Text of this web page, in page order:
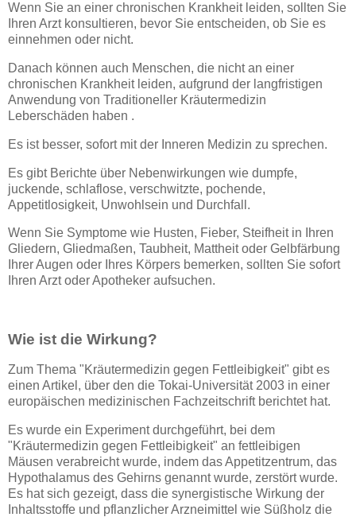
Wenn Sie an einer chronischen Krankheit leiden, sollten Sie
Ihren Arzt konsultieren, bevor Sie entscheiden, ob Sie es
einnehmen oder nicht.
Danach können auch Menschen, die nicht an einer
chronischen Krankheit leiden, aufgrund der langfristigen
Anwendung von Traditioneller Kräutermedizin
Leberschäden haben .
Es ist besser, sofort mit der Inneren Medizin zu sprechen.
Es gibt Berichte über Nebenwirkungen wie dumpfe,
juckende, schlaflose, verschwitzte, pochende,
Appetitlosigkeit, Unwohlsein und Durchfall.
Wenn Sie Symptome wie Husten, Fieber, Steifheit in Ihren
Gliedern, Gliedmaßen, Taubheit, Mattheit oder Gelbfärbung
Ihrer Augen oder Ihres Körpers bemerken, sollten Sie sofort
Ihren Arzt oder Apotheker aufsuchen.
Wie ist die Wirkung?
Zum Thema "Kräutermedizin gegen Fettleibigkeit" gibt es
einen Artikel, über den die Tokai-Universität 2003 in einer
europäischen medizinischen Fachzeitschrift berichtet hat.
Es wurde ein Experiment durchgeführt, bei dem
"Kräutermedizin gegen Fettleibigkeit" an fettleibigen
Mäusen verabreicht wurde, indem das Appetitzentrum, das
Hypothalamus des Gehirns genannt wurde, zerstört wurde.
Es hat sich gezeigt, dass die synergistische Wirkung der
Inhaltsstoffe und pflanzlicher Arzneimittel wie Süßholz die